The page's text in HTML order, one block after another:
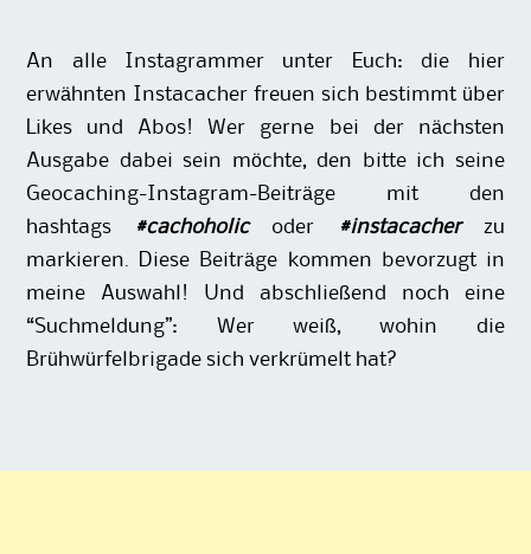
An alle Instagrammer unter Euch: die hier
erwähnten Instacacher freuen sich bestimmt über
Likes und Abos! Wer gerne bei der nächsten
Ausgabe dabei sein möchte, den bitte ich seine
Geocaching-Instagram-Beiträge mit den
hashtags
#cachoholicoder #instacacherzu
markieren. Diese Beiträge kommen bevorzugt in
meine Auswahl! Und abschließend noch eine
“Suchmeldung”: Wer weiß, wohin die
Brühwürfelbrigade sich verkrümelt hat?